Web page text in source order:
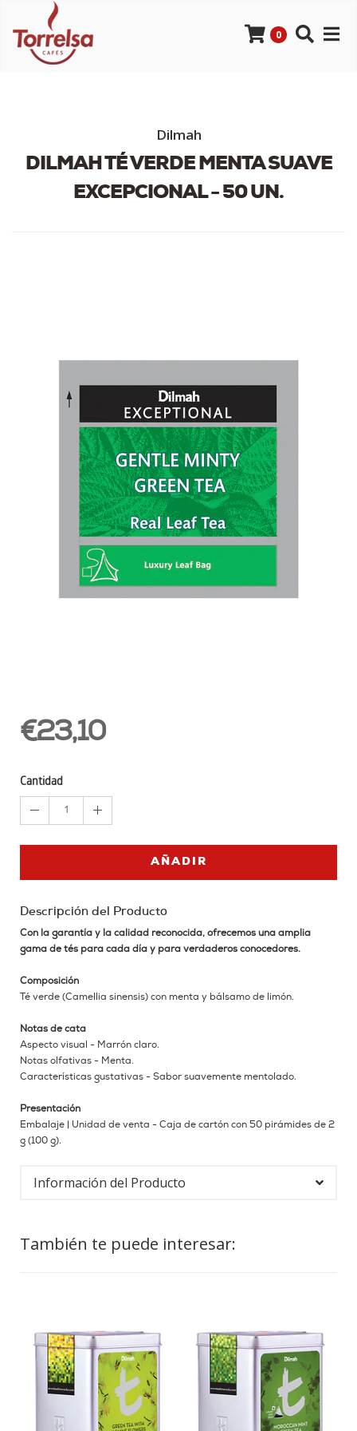
0
Dilmah
DILMAH TÉ VERDE MENTA SUAVE
EXCEPCIONAL - 50 UN.
€23,10
Cantidad
1
AÑADIR
Descripción del Producto
Con la garantía y la calidad reconocida, ofrecemos una amplia
gama de tés para cada día y para verdaderos conocedores.
Composición
Té verde (Camellia sinensis) con menta y bálsamo de limón.
Notas de cata
Aspecto visual - Marrón claro.
Notas olfativas - Menta.
Características gustativas - Sabor suavemente mentolado.
Presentación
Embalaje | Unidad de venta - Caja de cartón con 50 pirámides de 2
g (100 g).
Información del Producto
También te puede interesar: